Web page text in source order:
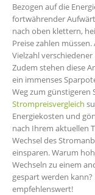
Bezogen auf die
fortwährender
nach oben klettern,
Preise zahlen
Vielzahl
Zudem stehen diese
ein immenses
Weg zum
Strompreisvergleich
Energiekosten und
nach Ihrem aktuellen
Wechsel des
einsparen. Warum
Wechseln zu einem
gespart werden kann?
empfehlenswert!